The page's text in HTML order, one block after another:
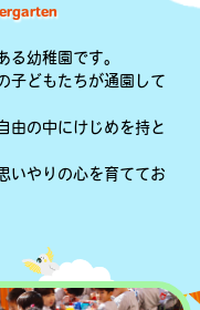
る幼稚園です。
子どもたちが通園して
由の中にけじめを持と
いやりの心を育ててお